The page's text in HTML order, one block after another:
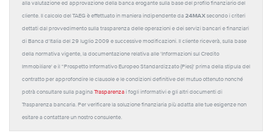
alla valutazione ed approvazione della banca erogante sulla base del profilo finanziario del
cliente. Il calcolo del TAEG è effettuato in maniera indipendente da 24MAX secondo i criteri
dettati dal provvedimento sulla trasparenza delle operazioni e dei servizi bancari e finanziari
di Banca d'Italia del 29 luglio 2009 e successive modificazioni. Il cliente riceverà, sulla base
della normativa vigente, la documentazione relativa alle 'Informazioni sul Credito
Immobiliare' e il “Prospetto Informativo Europeo Standardizzato (Pies)' prima della stipula del
contratto per approfondire le clausole e le condizioni definitive del mutuo ottenuto nonché
potrà consultare sulla pagina Trasparenza i fogli informativi e gli altri documenti di
Trasparenza bancaria. Per verificare la soluzione finanziaria più adatta alle tue esigenze non
esitare a contattare un nostro consulente.